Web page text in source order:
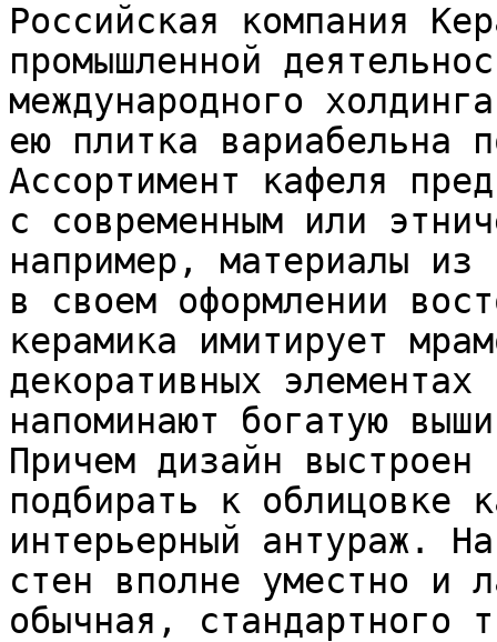
Российская компания
промышленной
международного
ею плитка вариабельна
Ассортимент кафеля
с современным или
например, материалы из
в своем оформлении
керамика имитирует
декоративных элементах
напоминают богатую
Причем дизайн
подбирать к облицовке
интерьерный антураж.
стен вполне уместно и
обычная, стандартного